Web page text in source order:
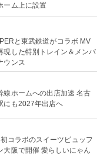
ーム上に設置
と東武鉄道がコラボ MV
現した特別トレイン＆メンバ
ウンス
線ホームへの出店加速 名古
にも2027年出店へ
コラボのスイーツビュッフ
大阪で開催 愛らしいにゃん